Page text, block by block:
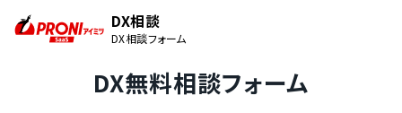
DX相談
DX相談フォーム
DX無料相談フォーム